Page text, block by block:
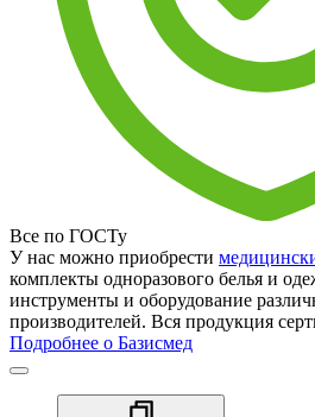
Все по ГОСТу
У нас можно приобрести
комплекты одноразового белья и
инструменты и оборудование
производителей. Вся продукция
Подробнее о Базисмед